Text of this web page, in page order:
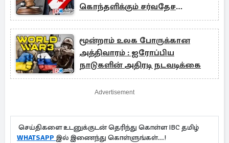
கொந்தளிக்கும் சர்வதேச
அமைப்பு
மூன்றாம் உலக போருக்கான
அத்திவாரம் : ஐரோப்பிய
நாடுகளின் அதிரடி நடவடிக்கை
Advertisement
செய்திகளை உடனுக்குடன் தெரிந்து கொள்ள IBC தமிழ்
WHATSAPP இல் இணைந்து கொள்ளுங்கள்...!